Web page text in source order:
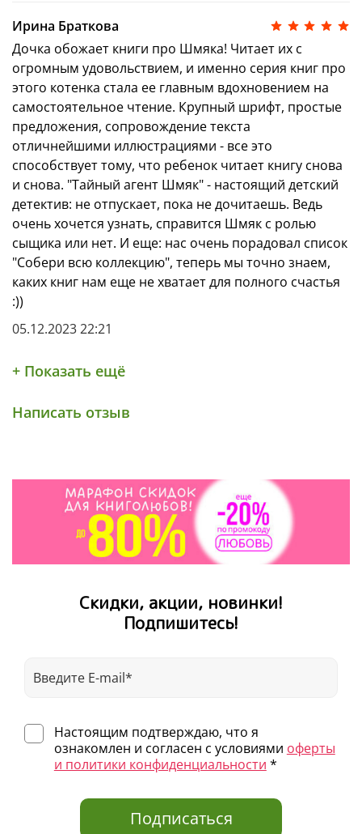
Ирина Браткова
Дочка обожает книги про Шмяка! Читает их с
огромным удовольствием, и именно серия книг про
этого котенка стала ее главным вдохновением на
самостоятельное чтение. Крупный шрифт, простые
предложения, сопровождение текста
отличнейшими иллюстрациями - все это
способствует тому, что ребенок читает книгу снова
и снова. "Тайный агент Шмяк" - настоящий детский
детектив: не отпускает, пока не дочитаешь. Ведь
очень хочется узнать, справится Шмяк с ролью
сыщика или нет. И еще: нас очень порадовал список
"Собери всю коллекцию", теперь мы точно знаем,
каких книг нам еще не хватает для полного счастья
:))
05.12.2023 22:21
+ Показать ещё
Написать отзыв
Скидки, акции, новинки!
Подпишитесь!
Настоящим подтверждаю, что я
ознакомлен и согласен с условиями оферты
и политики конфиденциальности *
Подписаться